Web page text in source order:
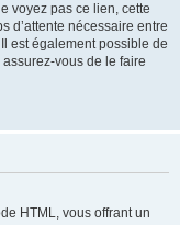
voyez pas ce lien, cette
d’attente nécessaire entre
est également possible de
vous de le faire
HTML, vous offrant un